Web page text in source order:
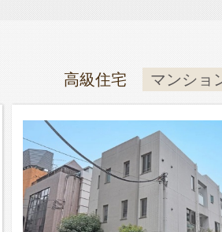
高級住宅 マンショ